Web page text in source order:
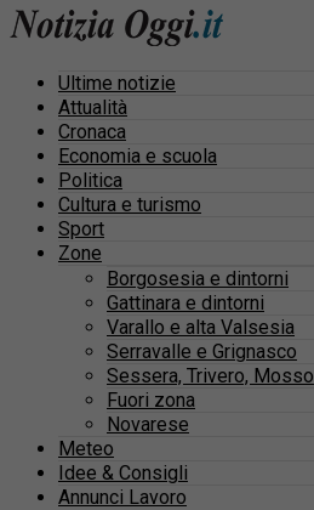
Ultime notizie
Attualità
Cronaca
Economia e scuola
Politica
Cultura e turismo
Sport
Zone
Borgosesia e dintorni
Gattinara e dintorni
Varallo e alta Valsesia
Serravalle e Grignasco
Sessera, Trivero, Mosso
Fuori zona
Novarese
Meteo
Idee & Consigli
Annunci Lavoro